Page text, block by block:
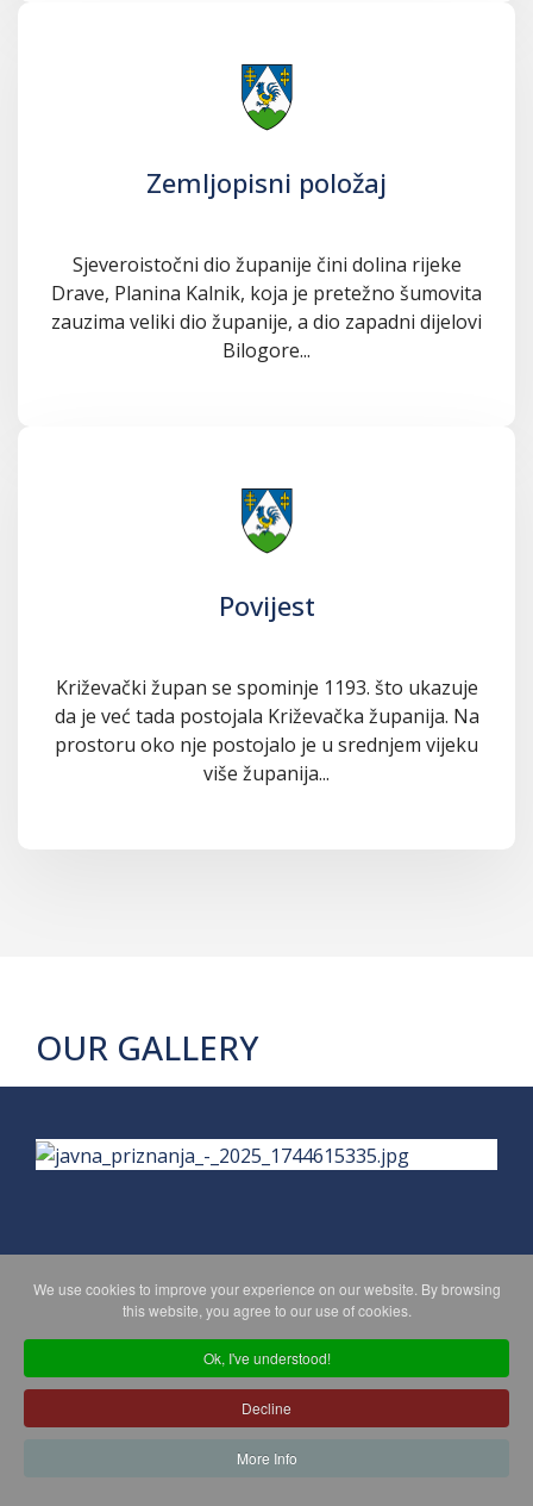
Zemljopisni položaj
Sjeveroistočni dio županije čini dolina rijeke
Drave, Planina Kalnik, koja je pretežno šumovita
zauzima veliki dio županije, a dio zapadni dijelovi
Bilogore...
Povijest
Križevački župan se spominje 1193. što ukazuje
da je već tada postojala Križevačka županija. Na
prostoru oko nje postojalo je u srednjem vijeku
više županija...
OUR GALLERY
PRIVACY POLICY MAPA WEBA
Copyright © 2026 Koprivničko - križevačka županija. All Rights
Reserved.
We use cookies to improve your experience on our website. By browsing
this website, you agree to our use of cookies.
Ok, I've understood!
Decline
More Info